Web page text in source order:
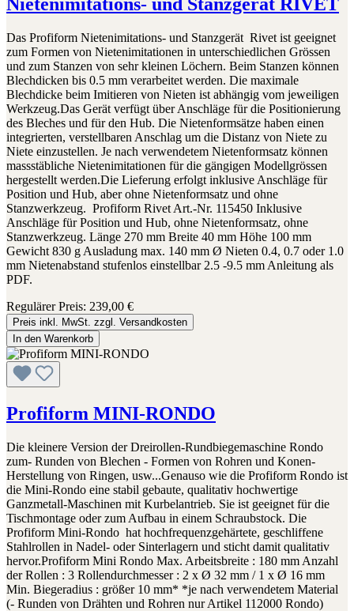
Das Profiform Nietenimitations- und Stanzgerät Rivet ist geeignet
zum Formen von Nietenimitationen in unterschiedlichen Grössen
und zum Stanzen von sehr kleinen Löchern. Beim Stanzen können
Blechdicken bis 0.5 mm verarbeitet werden. Die maximale
Blechdicke beim Imitieren von Nieten ist abhängig vom jeweiligen
Werkzeug.Das Gerät verfügt über Anschläge für die Positionierung
des Bleches und für den Hub. Die Nietenformsätze haben einen
integrierten, verstellbaren Anschlag um die Distanz von Niete zu
Niete einzustellen. Je nach verwendetem Nietenformsatz können
massstäbliche Nietenimitationen für die gängigen Modellgrössen
hergestellt werden.Die Lieferung erfolgt inklusive Anschläge für
Position und Hub, aber ohne Nietenformsatz und ohne
Stanzwerkzeug. Profiform Rivet Art.-Nr. 115450 Inklusive
Anschläge für Position und Hub, ohne Nietenformsatz, ohne
Stanzwerkzeug. Länge 270 mm Breite 40 mm Höhe 100 mm
Gewicht 830 g Ausladung max. 140 mm Ø Nieten 0.4, 0.7 oder 1.0
mm Nietenabstand stufenlos einstellbar 2.5 -9.5 mm Anleitung als
PDF.
Regulärer Preis: 239,00 €
Preis inkl. MwSt. zzgl. Versandkosten
In den Warenkorb
Profiform MINI-RONDO
Die kleinere Version der Dreirollen-Rundbiegemaschine Rondo
zum- Runden von Blechen - Formen von Rohren und Konen-
Herstellung von Ringen, usw...Genauso wie die Profiform Rondo ist
die Mini-Rondo eine stabil gebaute, qualitativ hochwertige
Ganzmetall-Maschinen mit Kurbelantrieb. Sie ist geeignet für die
Tischmontage oder zum Aufbau in einem Schraubstock. Die
Profiform Mini-Rondo hat hochfrequenzgehärtete, geschliffene
Stahlrollen in Nadel- oder Sinterlagern und sticht damit qualitativ
hervor.Profiform Mini Rondo Max. Arbeitsbreite : 180 mm Anzahl
der Rollen : 3 Rollendurchmesser : 2 x Ø 32 mm / 1 x Ø 16 mm
Min. Biegeradius : größer 10 mm* *je nach verwendetem Material
(- Runden von Drähten und Rohren nur Artikel 112000 Rondo)